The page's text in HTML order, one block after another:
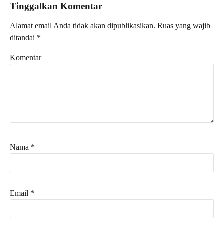
Tinggalkan Komentar
Alamat email Anda tidak akan dipublikasikan. Ruas yang wajib
ditandai *
Komentar
Nama *
Email *